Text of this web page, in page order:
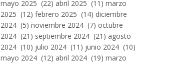
mayo 2025 (22) abril 2025 (11) marzo
2025 (12) febrero 2025 (14) diciembre
2024 (5) noviembre 2024 (7) octubre
2024 (21) septiembre 2024 (21) agosto
2024 (10) julio 2024 (11) junio 2024 (10)
mayo 2024 (12) abril 2024 (19) marzo